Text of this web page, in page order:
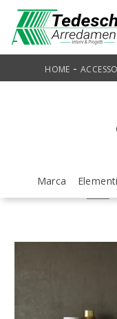
HOME -
Marca Elementi